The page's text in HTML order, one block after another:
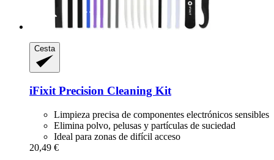
Cesta
iFixit Precision Cleaning Kit
Limpieza precisa de componentes electrónicos sensibles
Elimina polvo, pelusas y partículas de suciedad
Ideal para zonas de difícil acceso
20,49 €